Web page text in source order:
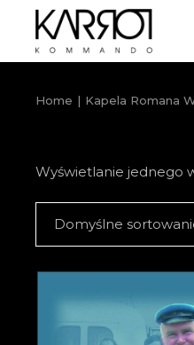
Home Kapela Romana
Wyświetlanie jednego
Domyślne